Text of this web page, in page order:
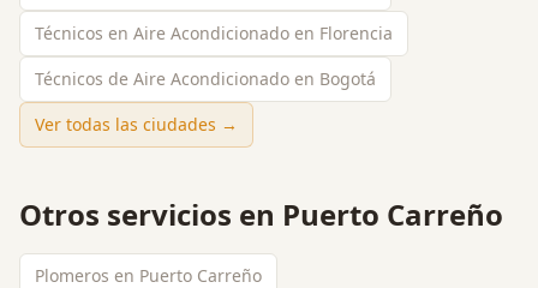
Técnicos en Aire Acondicionado en Florencia
Técnicos de Aire Acondicionado en Bogotá
Ver todas las ciudades →
Otros servicios en Puerto Carreño
Plomeros en Puerto Carreño